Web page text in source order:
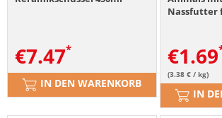
€7.47
IN DEN WARENKORB
Nassfutter
€1.69
(3.38 € / kg)
IN